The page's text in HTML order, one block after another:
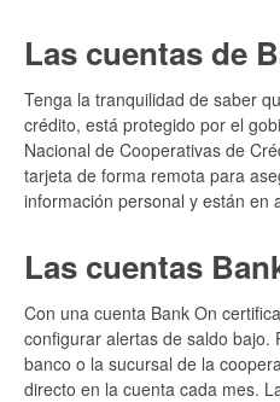
Las cuentas de
Tenga la tranquilidad de saber
crédito, está protegido por el
Nacional de Cooperativas de
tarjeta de forma remota para
información personal y están en
Las cuentas
Con una cuenta Bank On
configurar alertas de saldo bajo.
banco o la sucursal de la
directo en la cuenta cada mes.